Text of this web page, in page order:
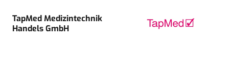
TapMed Medizintechnik
Handels GmbH